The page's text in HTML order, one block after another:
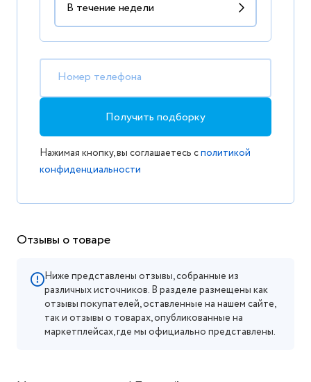
Номер телефона
Получить подборку
Нажимая кнопку, вы соглашаетесь сполитикой
конфиденциальности
Отзывы о товаре
Ниже представлены отзывы, собранные из
различных источников. В разделе размещены как
отзывы покупателей, оставленные на нашем сайте,
так и отзывы о товарах, опубликованные на
маркетплейсах, где мы официально представлены.